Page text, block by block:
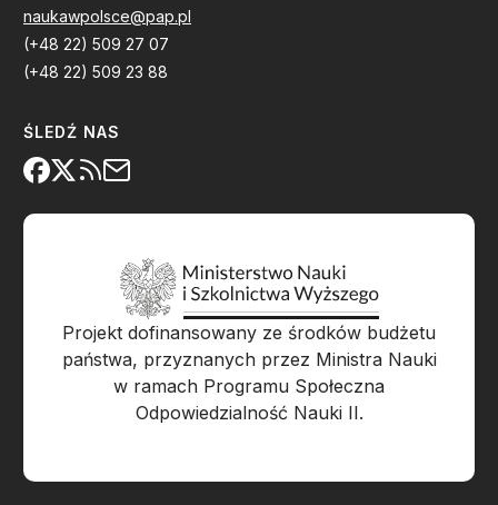
naukawpolsce@pap.pl
(+48 22) 509 27 07
(+48 22) 509 23 88
ŚLEDŹ NAS
Projekt dofinansowany ze środków budżetu
państwa, przyznanych przez Ministra Nauki
w ramach Programu Społeczna
Odpowiedzialność Nauki II.